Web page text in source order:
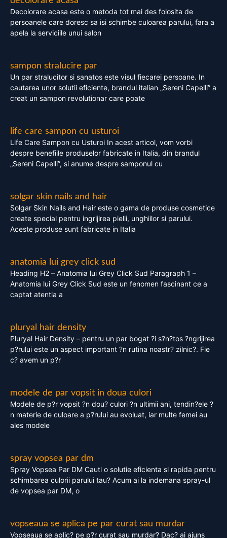
Decolorare acasa este o metoda tot mai des folosita de
persoanele care doresc sa isi schimbe culoarea parului, fara a
apela la serviciile unui salon
sampon stralucire par
Un par stralucitor si sanatos este visul fiecarei persoane. In
cautarea unor solutii eficiente, brandul italian „Sereni Capelli” a
creat un sampon revolutionar care poate
life care sampon cu usturoi
Life Care Sampon cu Usturoi In acest articol, vom vorbi
despre benefiile produselor fabricate in Italia, din brandul
„Sereni Capelli”, si anume despre samponul cu
solgar skin nails and hair
Solgar Skin Nails and Hair este o gama de produse cosmetice
create special pentru ingrijirea pielii, unghiilor si parului.
Aceste produse sunt fabricate in Italia
anatomia lui grey click sud
Heading H2 – Anatomia lui Grey Click Sud Paragraph 1 –
Anatomia lui Grey Click Sud este un fenomen fascinant ce a
captat atentia a
pluryal hair density
Pluryal Hair Density – pentru un par bogat ?i s?n?tos ?ngrijirea
p?rului este un aspect important ?n rutina noastr? zilnic?. Fie
c? avem un p?r
modele de par vopsit in doua culori
Modele de p?r vopsit ?n dou? culori ?n ultimii ani, tendin?ele ?
n materie de culoare a p?rului au evoluat, iar multe femei au
ales modele
spray vopsea par dm
Spray Vopsea Par DM Cauti o solutie eficienta si rapida pentru
schimbarea culorii parului tau? Acum ai la indemana spray-ul
de vopsea par DM, o
vopseaua se aplica pe par curat sau murdar
Vopseaua se aplic? pe p?r curat sau murdar? Dac? ai ajuns